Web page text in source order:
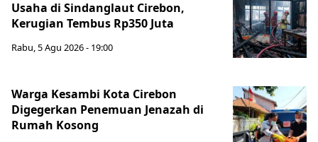
Usaha di Sindanglaut Cirebon,
Kerugian Tembus Rp350 Juta
Rabu, 5 Agu 2026 - 19:00
Warga Kesambi Kota Cirebon
Digegerkan Penemuan Jenazah di
Rumah Kosong